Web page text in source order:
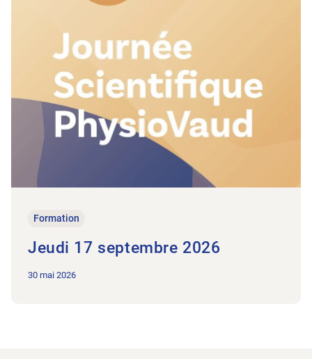
Formation
Jeudi 17 septembre 2026
30 mai 2026